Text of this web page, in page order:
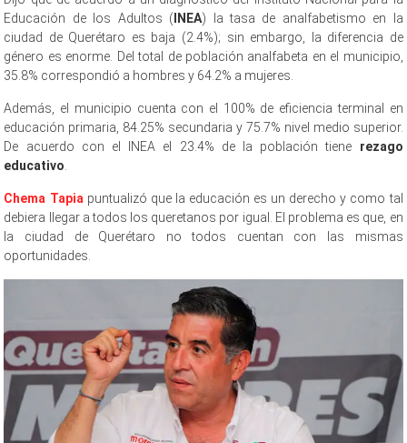
Educación de los Adultos ( INEA) la tasa de analfabetismo en la
ciudad de Querétaro es baja (2.4%); sin embargo, la diferencia de
género es enorme. Del total de población analfabeta en el municipio,
35.8% correspondió a hombres y 64.2% a mujeres.
Además, el municipio cuenta con el 100% de eficiencia terminal en
educación primaria, 84.25% secundaria y 75.7% nivel medio superior.
De acuerdo con el INEA el 23.4% de la población tiene rezago
educativo
Chema Tapia puntualizó que la educación es un derecho y como tal
debiera llegar a todos los queretanos por igual. El problema es que, en
la ciudad de Querétaro no todos cuentan con las mismas
oportunidades.